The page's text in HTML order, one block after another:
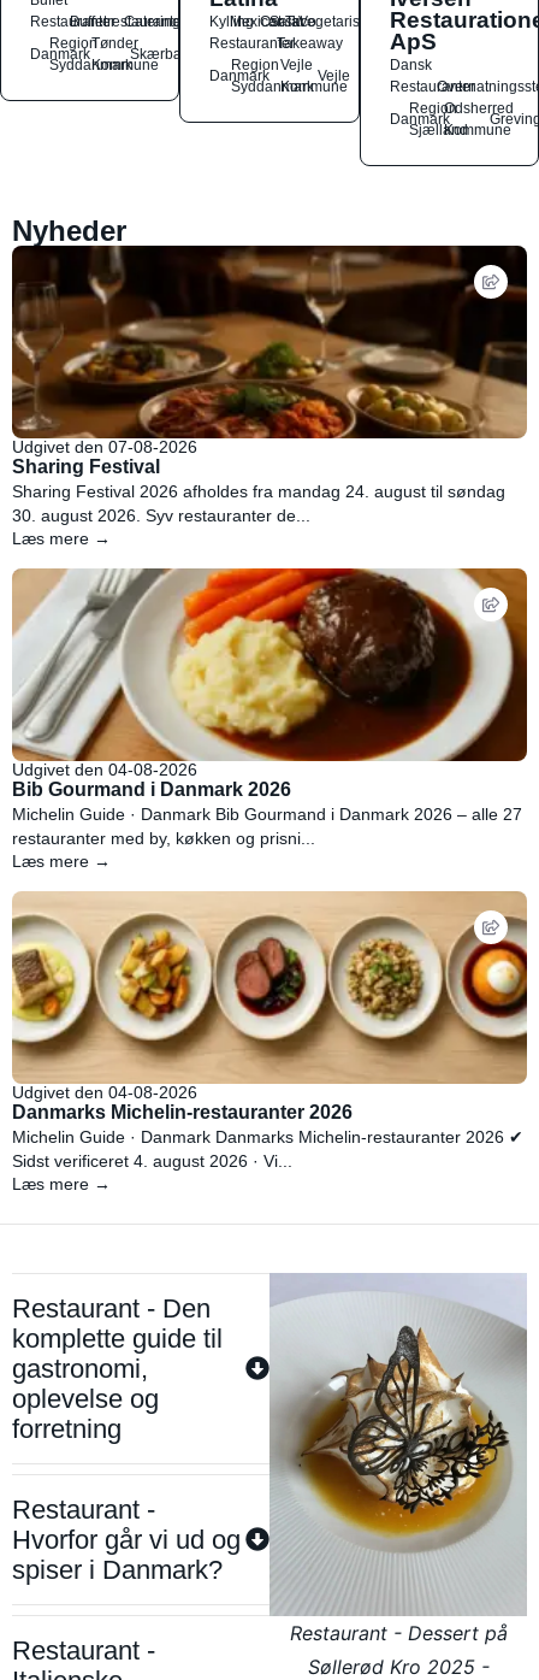
Restauranter
Buffetrestauranter
Catering
Danmark
Region
Syddanmark
Tønder
Kommune
Skærbæk
Kylling
Mexicansk
OstSalat
TacoVegetarisk
RestauranterTakeaway
Danmark
Region
Syddanmark
Vejle
Kommune
Vejle
ApS
Dansk
Restauranter
Danmark
Region
Sjælland
Odsherred
Kommune
Nyheder
Udgivet den 07-08-2026
Sharing Festival
Sharing Festival 2026 afholdes fra mandag 24. august til søndag
30. august 2026. Syv restauranter de...
Læs mere →
Udgivet den 04-08-2026
Bib Gourmand i Danmark 2026
Michelin Guide · Danmark Bib Gourmand i Danmark 2026 – alle 27
restauranter med by, køkken og prisni...
Læs mere →
Udgivet den 04-08-2026
Danmarks Michelin-restauranter 2026
Michelin Guide · Danmark Danmarks Michelin-restauranter 2026 ✔
Sidst verificeret 4. august 2026 · Vi...
Læs mere →
Restaurant - Den
komplette guide til
gastronomi,
oplevelse og
forretning
Restaurant -
Hvorfor går vi ud og
spiser i Danmark?
Restaurant -
Restaurant - Dessert på
Søllerød Kro 2025 -